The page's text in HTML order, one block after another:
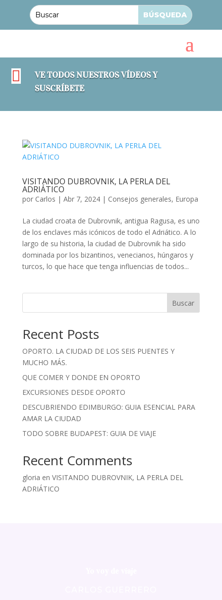

VE TODOS NUESTROS VÍDEOS Y
SUSCRÍBETE
VISITANDO DUBROVNIK, LA PERLA DEL
ADRIÁTICO
por Carlos | Abr 7, 2024| Consejos generales, Europa
La ciudad croata de Dubrovnik, antigua Ragusa, es uno
de los enclaves más icónicos de todo el Adriático. A lo
largo de su historia, la ciudad de Dubrovnik ha sido
dominada por los bizantinos, venecianos, húngaros y
turcos, lo que hace que tenga influencias de todos...
Buscar
Recent Posts
OPORTO. LA CIUDAD DE LOS SEIS PUENTES Y
MUCHO MÁS.
QUE COMER Y DONDE EN OPORTO
EXCURSIONES DESDE OPORTO
DESCUBRIENDO EDIMBURGO: GUIA ESENCIAL PARA
AMAR LA CIUDAD
TODO SOBRE BUDAPEST: GUIA DE VIAJE
Recent Comments
gloria en VISITANDO DUBROVNIK, LA PERLA DEL
ADRIÁTICO